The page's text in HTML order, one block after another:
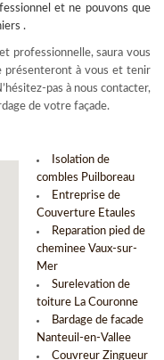
et ne pouvons que
.
professionnelle, saura vous
présenteront à vous et tenir
pas à nous contacter,
de votre façade.
Isolation de
combles Puilboreau
Entreprise de
Couverture Etaules
Reparation pied de
cheminee Vaux-sur-
Mer
Surelevation de
toiture La Couronne
Bardage de facade
Nanteuil-en-Vallee
Couvreur Zingueur